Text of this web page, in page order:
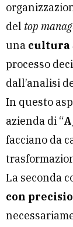
del top
una cultura
processo
dall’analisi
In questo
azienda di “
facciano da
La seconda
con